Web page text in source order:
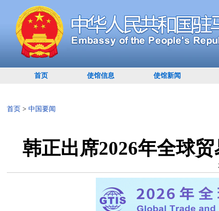
首页 使馆信息 使馆新闻
首页 > 中国要闻
韩正出席2026年全球